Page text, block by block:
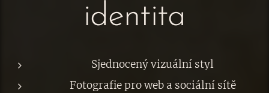
identita
Sjednocený vizuální styl
Fotografie pro web a sociální sítě